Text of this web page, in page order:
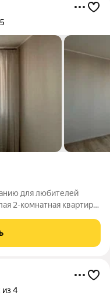
для любителей
2-комнатная квартира
улицу , а
из 4